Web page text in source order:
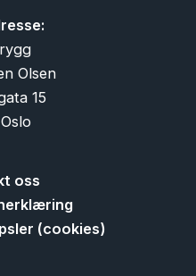
Olsen
15
oss
(cookies)